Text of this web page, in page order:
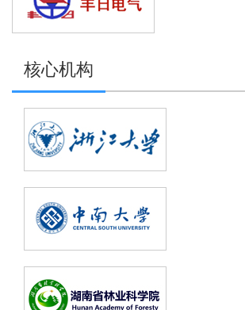
湖南科技大学生命科学学院
孙远东
核心机构